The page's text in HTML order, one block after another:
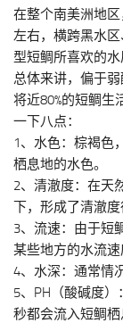
在整个南美洲地
左右，横跨黑水
型短鲷所喜欢的
总体来讲，偏于弱
将近80%的短鲷
一下八点：
1、水色：棕褐色
栖息地的水色。
2、清澈度：在天
下，形成了清澈度
3、流速：由于短
某些地方的水流速
4、水深：通常情
5、PH（酸碱度
秒都会流入短鲷